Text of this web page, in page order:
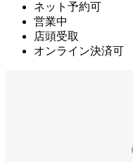
ネット予約可
営業中
店頭受取
オンライン決済可